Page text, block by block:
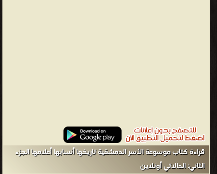
تاريخها أنسابها أعلامها الجزء الثاني: الدالاتي ❝ ❞ موسوعة الأسر
الدمشقية تاريخها أنسابها أعلامها الجزء الثالث: الغبرا - اليوسف ❝
الناشرين : ❞ بيت الحكمة للثقافة ❝ ❱
من تاريخ مدينة دمشق كتب تاريخ العالم العربي - مكتبة كتب التاريخ.
قراءة كتاب موسوعة الأسر الدمشقية تاريخها أنسابها أعلامها الجزء
الثاني: الدالاتي أونلاين